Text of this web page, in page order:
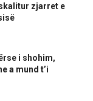
zjarret e
i shohim,
a mund t’i